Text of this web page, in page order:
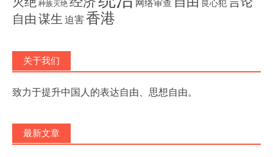
种族灭绝 网络审查 良心犯
自由 谋生 迫害香港
关于我们
致力于提升中国人的表达自由、思想自由。
最新文章